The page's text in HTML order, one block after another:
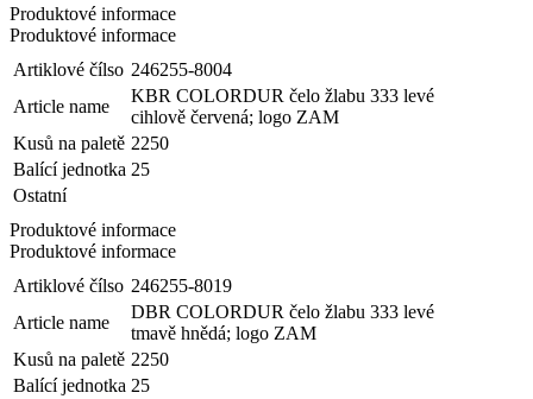
Produktové informace
Produktové informace
Artiklové čílso 246255-8004
Article name
KBR COLORDUR čelo žlabu 333 levé
cihlově červená; logo ZAM
Kusů na paletě 2250
Balící jednotka 25
Ostatní
Produktové informace
Produktové informace
Artiklové čílso 246255-8019
Article name
DBR COLORDUR čelo žlabu 333 levé
tmavě hnědá; logo ZAM
Kusů na paletě 2250
Balící jednotka 25